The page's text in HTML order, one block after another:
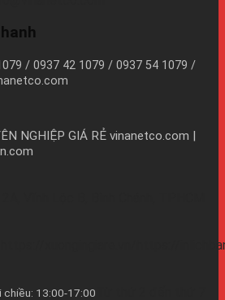
/ 0937 42 1079 / 0937 54 1079 /
NGHIỆP GIÁ RẺ vinanetco.com |
xuongingiare.vn/https://
chiều: 13:00-17:00